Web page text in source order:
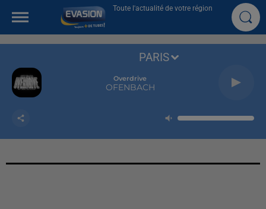
Toute l'actualité de votre région
Overdrive
OFENBACH
PARIS